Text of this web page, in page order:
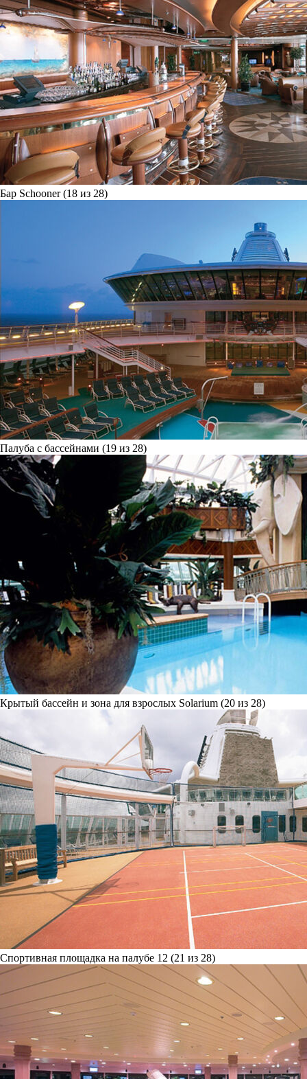
Бар Schooner (18 из 28)
Палуба с бассейнами (19 из 28)
Крытый бассейн и зона для взрослых Solarium (20 из 28)
Спортивная площадка на палубе 12 (21 из 28)